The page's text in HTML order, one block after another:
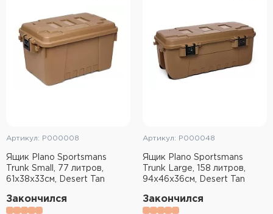
Артикул: P000008
Ящик Plano Sportsmans
Trunk Small, 77 литров,
61x38x33см, Desert Tan
Закончился
Артикул: P000048
Ящик Plano Sportsmans
Trunk Large, 158 литров,
94х46х36см, Desert Tan
Закончился